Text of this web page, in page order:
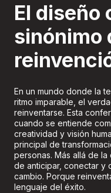
El diseño
sinónimo
En un mundo donde la
ritmo imparable, el
reinventarse. Esta
cuando se entiende
creatividad y visión
principal de
personas. Más allá de
de anticipar, conectar y
cambio. Porque
lenguaje del éxito.